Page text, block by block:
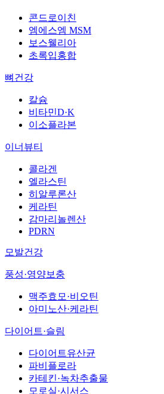
콘드로이친
엠에스엠 MSM
보스웰리아
초록입홍합
뼈건강
칼슘
비타민D·K
이소플라본
이너뷰티
콜라겐
엘라스틴
히알루론산
케라틴
감마리놀렌산
PDRN
모발건강
풍성·영양보충
맥주효모·비오틴
아미노산·케라틴
다이어트·슬림
다이어트유산균
파비플로라
카테킨·녹차추출물
모로실·시서스